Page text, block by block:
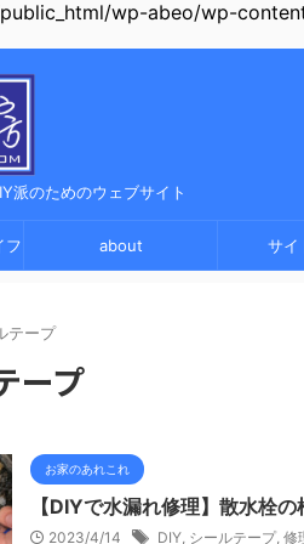
wp-abeo/wp-
派のためのウェブサイト
フ about サイ
テープ
ープ
お家のあれこれ
【DIYで水漏れ修理】散水栓
2023/4/14 DIY, シールテープ, 修